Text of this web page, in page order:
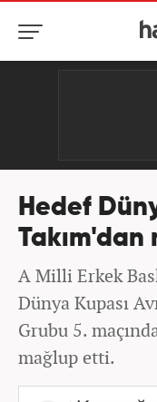
Hedef
A Milli Erkek
Dünya Kupası
Grubu 5.
mağlup etti.